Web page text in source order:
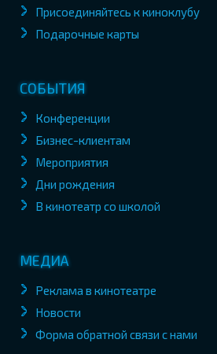
Присоединяйтесь к киноклубу
Подарочные карты
СОБЫТИЯ
Конференции
Бизнес-клиентам
Мероприятия
Дни рождения
В кинотеатр со школой
МЕДИА
Реклама в кинотеатре
Новости
Форма обратной связи с нами